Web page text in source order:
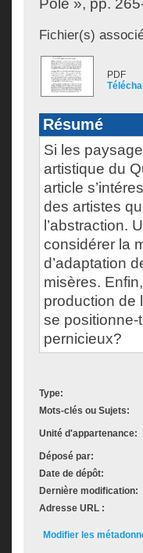
Pôle », pp.
Fichier(s)
PDF
Résumé
Si les
artistique du
article
des artistes
l’abstraction.
considérer la
d’adaptation
misères.
production de
se positionne-
pernicieux?
Type:
Mots-clés ou Sujets:
Unité d'appartenance:
Déposé par:
Date de dépôt:
Dernière modification:
Adresse URL :
Modifier les